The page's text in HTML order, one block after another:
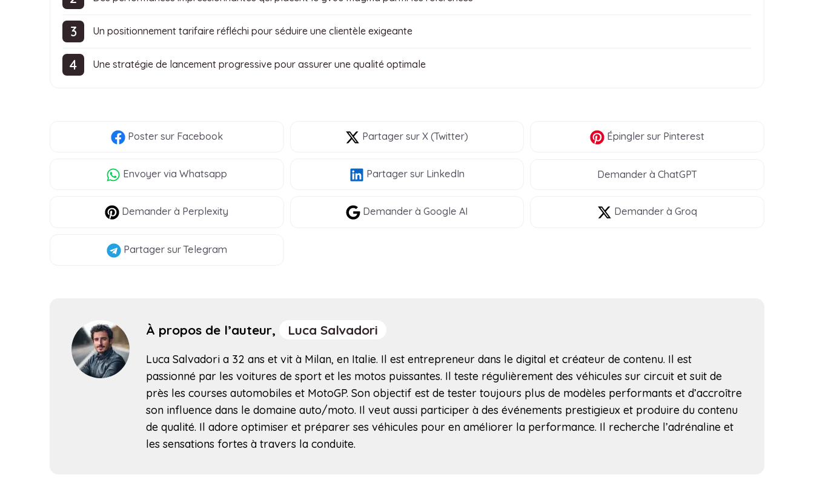
Un positionnement tarifaire réfléchi pour séduire une clientèle exigeante
Une stratégie de lancement progressive pour assurer une qualité optimale
Postersur Facebook Partager sur X (Twitter) Épingler sur Pinterest
Envoyer via Whatsapp Partagersur LinkedIn Demander à ChatGPT
Demander à Perplexity Demander à Google AI Demander à Groq
Partagersur Telegram
À propos de l’auteur, Luca Salvadori
Luca Salvadori a 32 ans et vit à Milan, en Italie. Il est entrepreneur dans le digital et créateur de contenu. Il est
passionné par les voitures de sport et les motos puissantes. Il teste régulièrement des véhicules sur circuit et suit de
près les courses automobiles et MotoGP. Son objectif est de tester toujours plus de modèles performants et d’accroître
son influence dans le domaine auto/moto. Il veut aussi participer à des événements prestigieux et produire du contenu
de qualité. Il adore optimiser et préparer ses véhicules pour en améliorer la performance. Il recherche l’adrénaline et
les sensations fortes à travers la conduite.